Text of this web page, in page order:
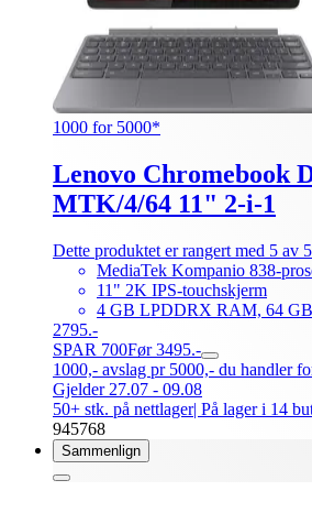
1000 for 5000*
Lenovo Chromebook
MTK/4/64 11" 2-i-1
Dette produktet er rangert med 5 av
MediaTek Kompanio 838-
11" 2K IPS-touchskjerm
4 GB LPDDRX RAM, 64
2795.-
SPAR 700Før 3495.-
1000,- avslag pr 5000,- du handler
Gjelder 27.07 - 09.08
50+ stk. på nettlager| På lager i 14
945768
Sammenlign